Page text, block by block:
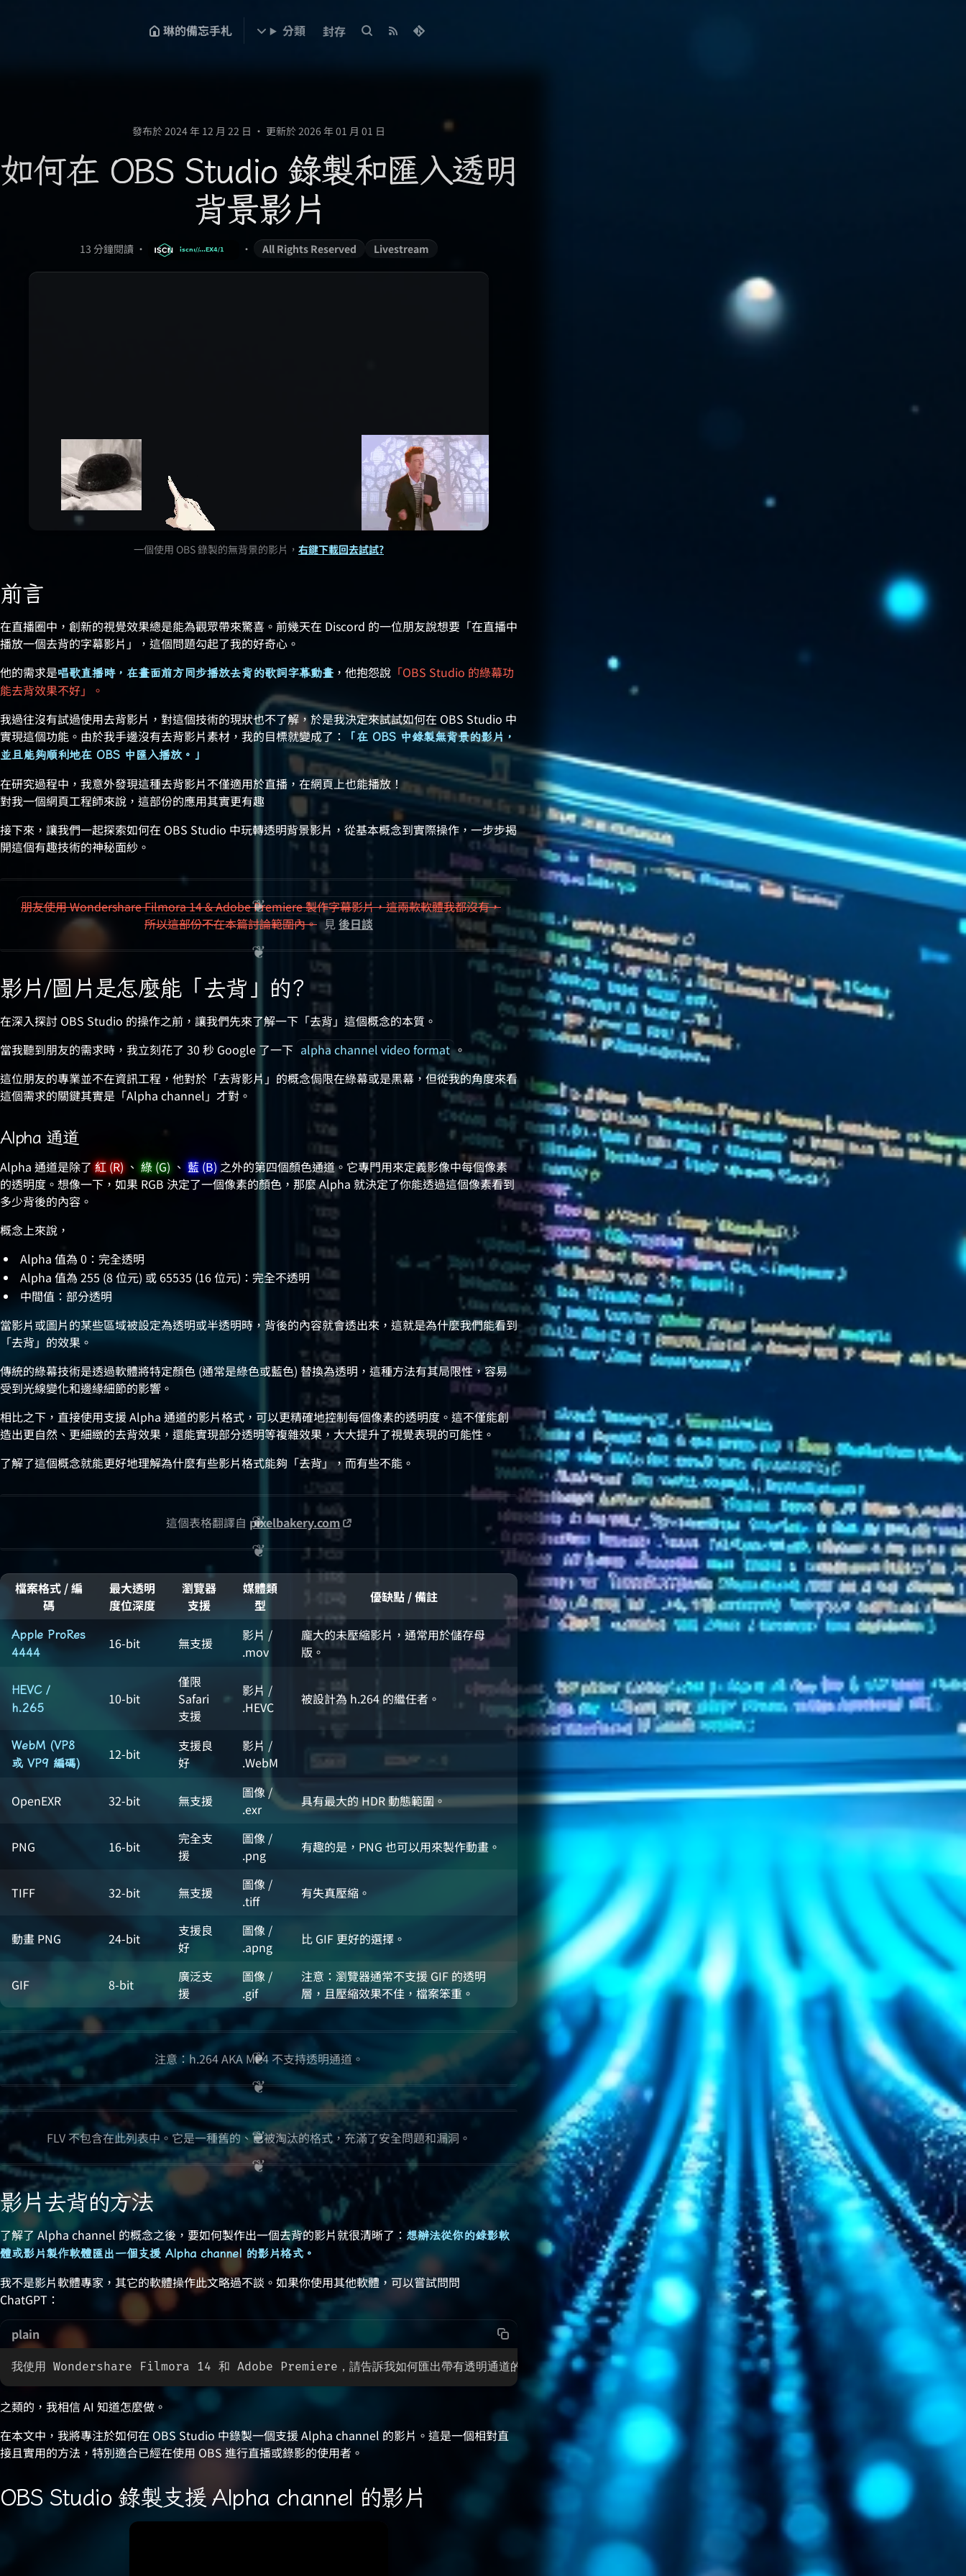
琳的備忘手札 分類 封存
發布於 2024 年 12 月 22 日 • 更新於 2026 年 01 月 01 日
如何在 OBS Studio 錄製和匯入透明
背景影片
13 分鐘閱讀• • All Rights Reserved Livestream
一個使用 OBS 錄製的無背景的影片， 右鍵下載回去試試?
前言
在直播圈中，創新的視覺效果總是能為觀眾帶來驚喜。前幾天在 Discord 的一位朋友說想要「在直播中
播放一個去背的字幕影片」，這個問題勾起了我的好奇心。
他的需求是唱歌直播時，在畫面前方同步播放去背的歌詞字幕動畫 ，他抱怨說 「OBS Studio 的綠幕功
能去背效果不好」。
我過往沒有試過使用去背影片，對這個技術的現狀也不了解，於是我決定來試試如何在 OBS Studio 中
實現這個功能。由於我手邊沒有去背影片素材，我的目標就變成了：
「在 OBS 中錄製無背景的影片，
並且能夠順利地在 OBS 中匯入播放。」
在研究過程中，我意外發現這種去背影片不僅適用於直播，在網頁上也能播放！
對我一個網頁工程師來說，這部份的應用其實更有趣 😀
接下來，讓我們一起探索如何在 OBS Studio 中玩轉透明背景影片，從基本概念到實際操作，一步步揭
開這個有趣技術的神秘面紗。
朋友使用 Wondershare Filmora 14 & Adobe Premiere 製作字幕影片，這兩款軟體我都沒有，
所以這部份不在本篇討論範圍內。 見後日談
影片/圖片是怎麼能「去背」的?
在深入探討 OBS Studio 的操作之前，讓我們先來了解一下「去背」這個概念的本質。
當我聽到朋友的需求時，我立刻花了 30 秒 Google 了一下 alpha channel video format 。
這位朋友的專業並不在資訊工程，他對於「去背影片」的概念侷限在綠幕或是黑幕，但從我的角度來看
這個需求的關鍵其實是「Alpha channel」才對。
Alpha 通道
Alpha 通道是除了紅 (R) 、 綠 (G) 、 藍 (B)之外的第四個顏色通道。它專門用來定義影像中每個像素
的透明度。想像一下，如果 RGB 決定了一個像素的顏色，那麼 Alpha 就決定了你能透過這個像素看到
多少背後的內容。
概念上來說，
Alpha 值為 0：完全透明
Alpha 值為 255 (8 位元) 或 65535 (16 位元)：完全不透明
中間值：部分透明
當影片或圖片的某些區域被設定為透明或半透明時，背後的內容就會透出來，這就是為什麼我們能看到
「去背」的效果。
傳統的綠幕技術是透過軟體將特定顏色 (通常是綠色或藍色) 替換為透明，這種方法有其局限性，容易
受到光線變化和邊緣細節的影響。
相比之下，直接使用支援 Alpha 通道的影片格式，可以更精確地控制每個像素的透明度。這不僅能創
造出更自然、更細緻的去背效果，還能實現部分透明等複雜效果，大大提升了視覺表現的可能性。
了解了這個概念就能更好地理解為什麼有些影片格式能夠「去背」，而有些不能。
這個表格翻譯自 pixelbakery.com
檔案格式 / 編
碼
最大透明
度位深度
瀏覽器
支援
媒體類
型
優缺點 / 備註
Apple ProRes
4444
16-bit 無支援
影片 /
.mov
龐大的未壓縮影片，通常用於儲存母
版。
HEVC /
h.265
10-bit
僅限
Safari
支援
影片 /
.HEVC
被設計為 h.264 的繼任者。
WebM (VP8
或 VP9 編碼)
12-bit
支援良
好
影片 /
.WebM
OpenEXR 32-bit 無支援
圖像 /
.exr
具有最大的 HDR 動態範圍。
PNG 16-bit
完全支
援
圖像 /
.png
有趣的是，PNG 也可以用來製作動畫。
TIFF 32-bit 無支援
圖像 /
.tiff
有失真壓縮。
動畫 PNG 24-bit
支援良
好
圖像 /
.apng
比 GIF 更好的選擇。
GIF 8-bit
廣泛支
援
圖像 /
.gif
注意：瀏覽器通常不支援 GIF 的透明
層，且壓縮效果不佳，檔案笨重。
注意：h.264 AKA MP4 不支持透明通道。
FLV 不包含在此列表中。它是一種舊的、已被淘汰的格式，充滿了安全問題和漏洞。
影片去背的方法
了解了 Alpha channel 的概念之後，要如何製作出一個去背的影片就很清晰了： 想辦法從你的錄影軟
體或影片製作軟體匯出一個支援 Alpha channel 的影片格式。
我不是影片軟體專家，其它的軟體操作此文略過不談。如果你使用其他軟體，可以嘗試問問
ChatGPT：
plain
我使用 Wondershare Filmora 14 和 Adobe Premiere，請告訴我如何匯出帶有透明通道的編碼格式
之類的，我相信 AI 知道怎麼做。
在本文中，我將專注於如何在 OBS Studio 中錄製一個支援 Alpha channel 的影片。這是一個相對直
接且實用的方法，特別適合已經在使用 OBS 進行直播或錄影的使用者。
OBS Studio 錄製支援 Alpha channel 的影片